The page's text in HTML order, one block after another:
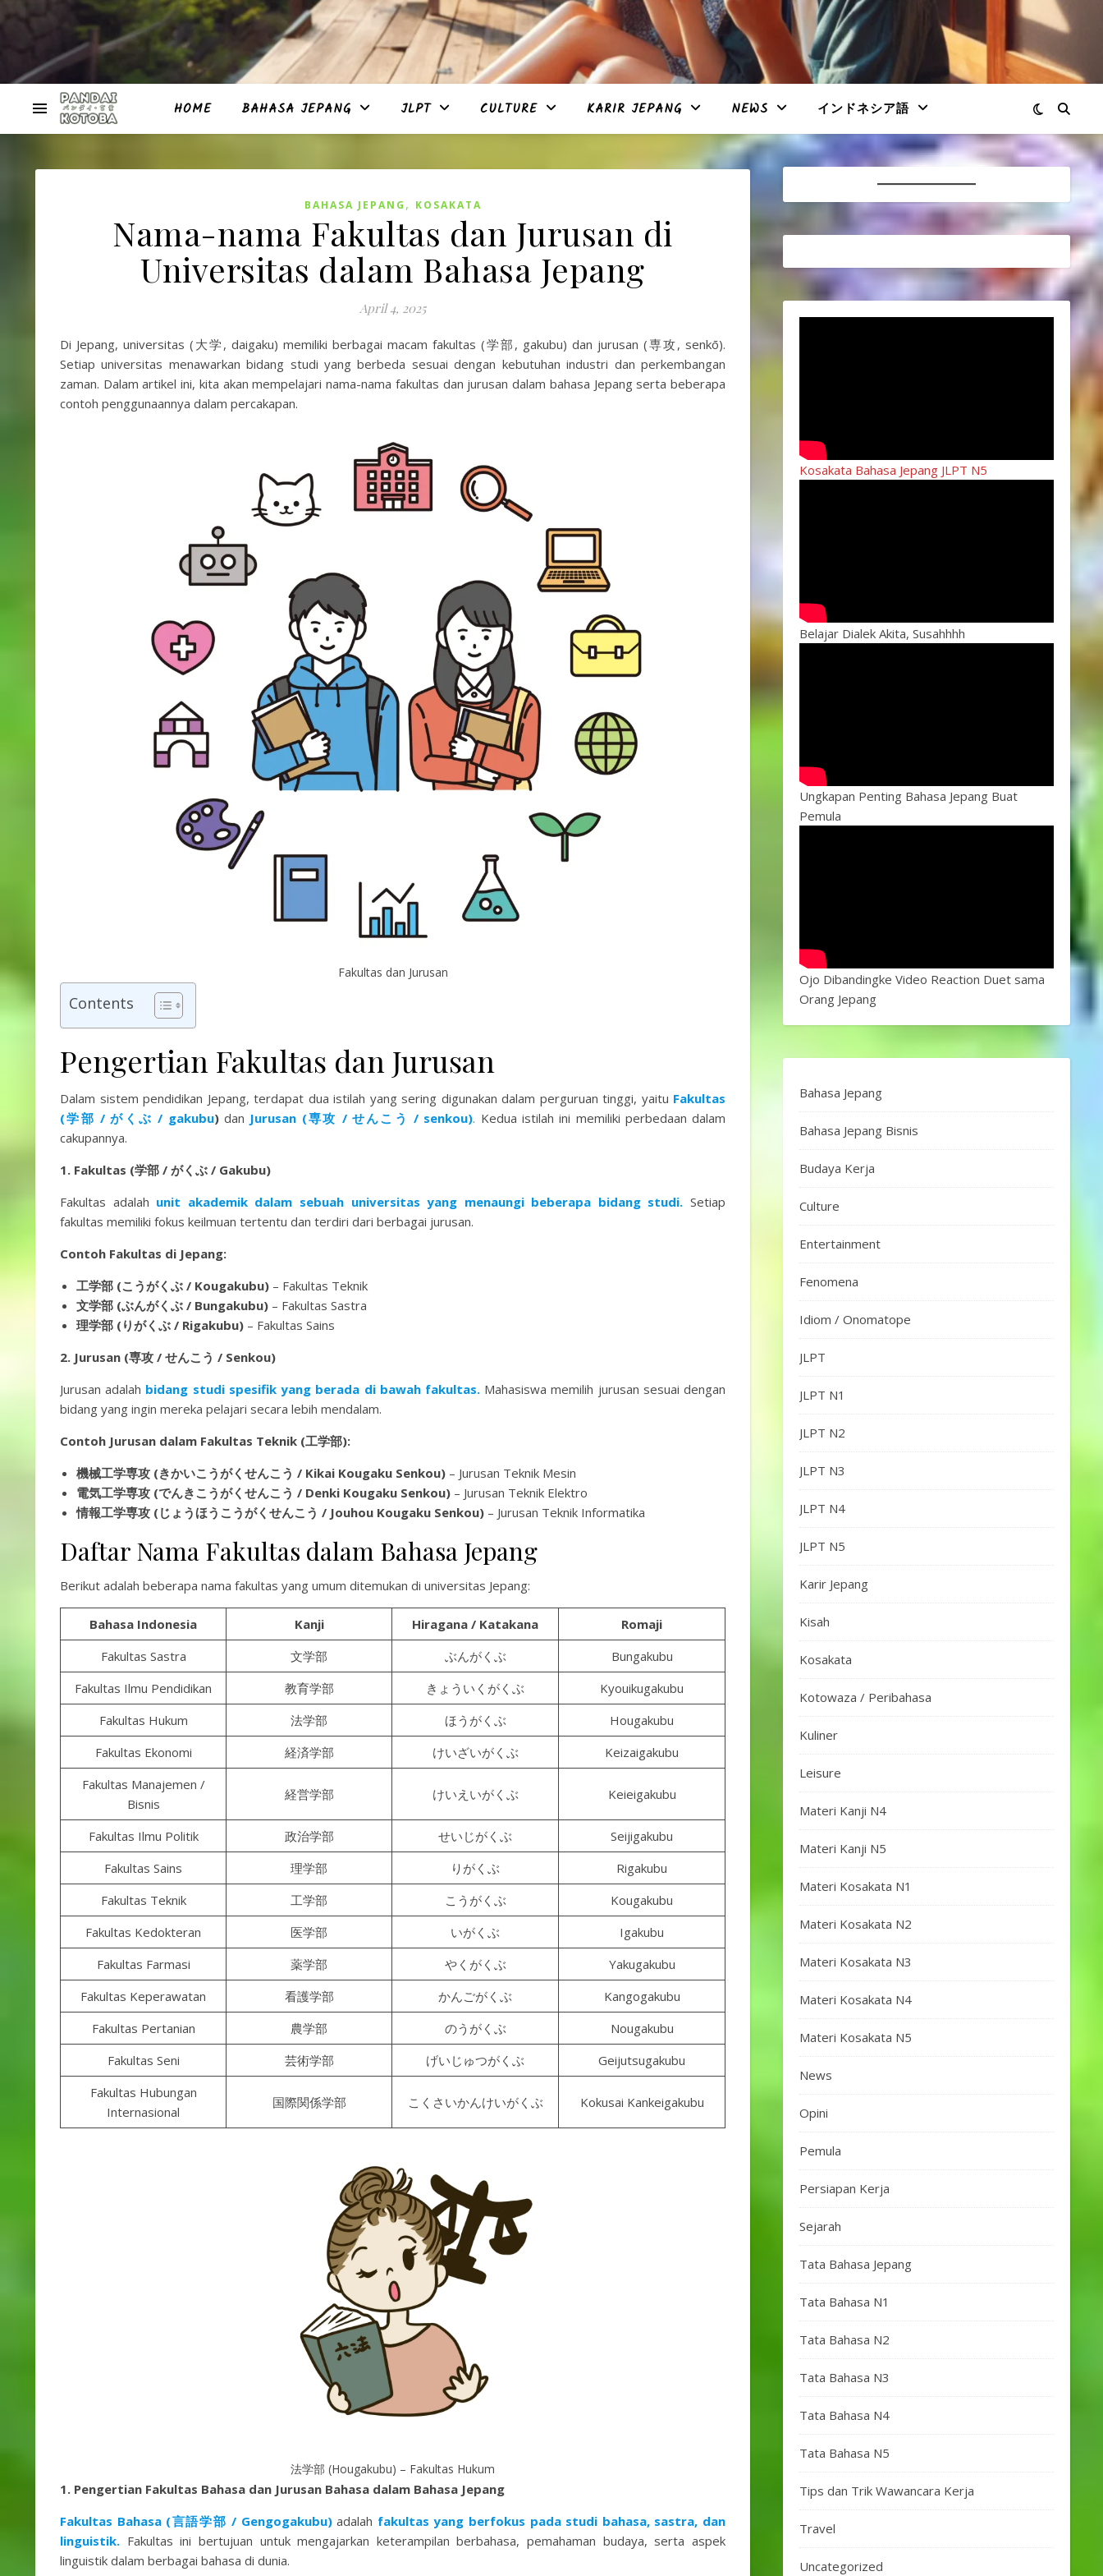
HOME BAHASA JEPANG JLPT CULTURE KARIR JEPANG NEWS インドネシア語
BAHASA JEPANG , KOSAKATA
Nama-nama Fakultas dan Jurusan di
Universitas dalam Bahasa Jepang
April 4, 2025
Di Jepang, universitas (大学, daigaku) memiliki berbagai macam fakultas (学部, gakubu) dan jurusan (専攻, senkō).
Setiap universitas menawarkan bidang studi yang berbeda sesuai dengan kebutuhan industri dan perkembangan
zaman. Dalam artikel ini, kita akan mempelajari nama-nama fakultas dan jurusan dalam bahasa Jepang serta beberapa
contoh penggunaannya dalam percakapan.
Fakultas dan Jurusan
Contents
Pengertian Fakultas dan Jurusan
Dalam sistem pendidikan Jepang, terdapat dua istilah yang sering digunakan dalam perguruan tinggi, yaitu Fakultas
(学部 / がくぶ / gakubu)dan Jurusan (専攻 / せんこう / senkou). Kedua istilah ini memiliki perbedaan dalam
cakupannya.
1. Fakultas (学部 / がくぶ / Gakubu)
Fakultas adalah unit akademik dalam sebuah universitas yang menaungi beberapa bidang studi. Setiap
fakultas memiliki fokus keilmuan tertentu dan terdiri dari berbagai jurusan.
Contoh Fakultas di Jepang:
工学部 (こうがくぶ / Kougakubu) – Fakultas Teknik
文学部 (ぶんがくぶ / Bungakubu) – Fakultas Sastra
理学部 (りがくぶ / Rigakubu) – Fakultas Sains
2. Jurusan (専攻 / せんこう / Senkou)
Jurusan adalah bidang studi spesifik yang berada di bawah fakultas. Mahasiswa memilih jurusan sesuai dengan
bidang yang ingin mereka pelajari secara lebih mendalam.
Contoh Jurusan dalam Fakultas Teknik (工学部):
機械工学専攻 (きかいこうがくせんこう / Kikai Kougaku Senkou) – Jurusan Teknik Mesin
電気工学専攻 (でんきこうがくせんこう / Denki Kougaku Senkou) – Jurusan Teknik Elektro
情報工学専攻 (じょうほうこうがくせんこう / Jouhou Kougaku Senkou) – Jurusan Teknik Informatika
Daftar Nama Fakultas dalam Bahasa Jepang
Berikut adalah beberapa nama fakultas yang umum ditemukan di universitas Jepang:
Bahasa Indonesia Kanji Hiragana / Katakana
Romaji
Fakultas Sastra
文学部 ぶんがくぶ
Bungakubu
Fakultas Ilmu Pendidikan
教育学部 きょういくがくぶ
Kyouikugakubu
Fakultas Hukum
法学部 ほうがくぶ
Hougakubu
Fakultas Ekonomi
経済学部 けいざいがくぶ
Keizaigakubu
Fakultas Manajemen /
Bisnis
経営学部 けいえいがくぶ Keieigakubu
Fakultas Ilmu Politik 政治学部 せいじがくぶ
Seijigakubu
Fakultas Sains
理学部 りがくぶ
Rigakubu
Fakultas Teknik
工学部 こうがくぶ
Kougakubu
Fakultas Kedokteran
医学部 いがくぶ
Igakubu
Fakultas Farmasi
薬学部 やくがくぶ
Yakugakubu
Fakultas Keperawatan
看護学部 かんごがくぶ
Kangogakubu
Fakultas Pertanian
農学部 のうがくぶ
Nougakubu
Fakultas Seni
芸術学部 げいじゅつがくぶ
Geijutsugakubu
Fakultas Hubungan
Internasional
国際関係学部 こくさいかんけいがくぶ Kokusai Kankeigakubu
法学部 (Hougakubu) – Fakultas Hukum
1. Pengertian Fakultas Bahasa dan Jurusan Bahasa dalam Bahasa Jepang
Fakultas Bahasa (言語学部 / Gengogakubu)adalah fakultas yang berfokus pada studi bahasa, sastra, dan
linguistik. Fakultas ini bertujuan untuk mengajarkan keterampilan berbahasa, pemahaman budaya, serta aspek
linguistik dalam berbagai bahasa di dunia.
Kosakata Bahasa Jepang JLPT N5
Belajar Dialek Akita, Susahhhh
Ungkapan Penting Bahasa Jepang Buat
Pemula
Ojo Dibandingke Video Reaction Duet sama
Orang Jepang
Bahasa Jepang
Bahasa Jepang Bisnis
Budaya Kerja
Culture
Entertainment
Fenomena
Idiom / Onomatope
JLPT
JLPT N1
JLPT N2
JLPT N3
JLPT N4
JLPT N5
Karir Jepang
Kisah
Kosakata
Kotowaza / Peribahasa
Kuliner
Leisure
Materi Kanji N4
Materi Kanji N5
Materi Kosakata N1
Materi Kosakata N2
Materi Kosakata N3
Materi Kosakata N4
Materi Kosakata N5
News
Opini
Pemula
Persiapan Kerja
Sejarah
Tata Bahasa Jepang
Tata Bahasa N1
Tata Bahasa N2
Tata Bahasa N3
Tata Bahasa N4
Tata Bahasa N5
Tips dan Trik Wawancara Kerja
Travel
Uncategorized